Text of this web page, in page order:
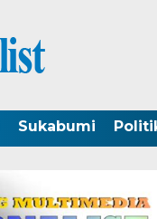
Sukabumi